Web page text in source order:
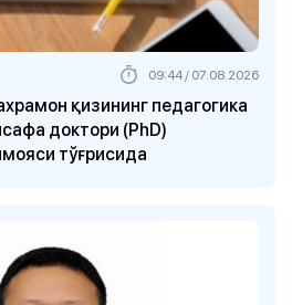
қизининг педагогика
доктори (PhD)
тўғрисида
09:44 / 07.08.2026